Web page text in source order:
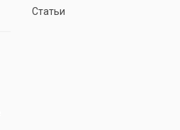
Статьи